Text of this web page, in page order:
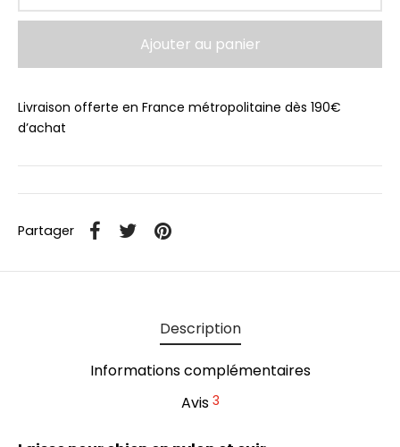
Ajouter au panier
Livraison offerte en France métropolitaine dès 190€
d’achat
Partager
Description
Informations complémentaires
Avis 3